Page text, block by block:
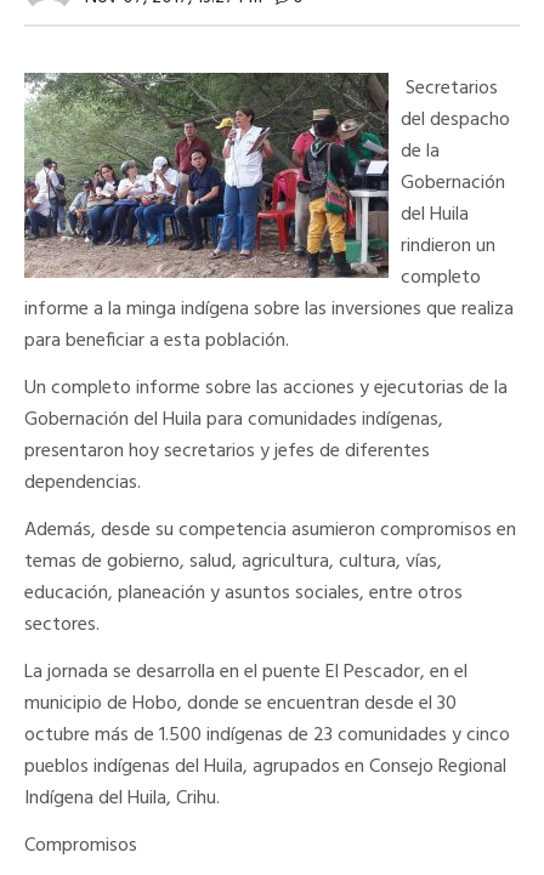
Secretarios
del despacho
de la
Gobernación
del Huila
rindieron un
completo
informe a la minga indígena sobre las inversiones que realiza
para beneficiar a esta población.
Un completo informe sobre las acciones y ejecutorias de la
Gobernación del Huila para comunidades indígenas,
presentaron hoy secretarios y jefes de diferentes
dependencias.
Además, desde su competencia asumieron compromisos en
temas de gobierno, salud, agricultura, cultura, vías,
educación, planeación y asuntos sociales, entre otros
sectores.
La jornada se desarrolla en el puente El Pescador, en el
municipio de Hobo, donde se encuentran desde el 30
octubre más de 1.500 indígenas de 23 comunidades y cinco
pueblos indígenas del Huila, agrupados en Consejo Regional
Indígena del Huila, Crihu.
Compromisos